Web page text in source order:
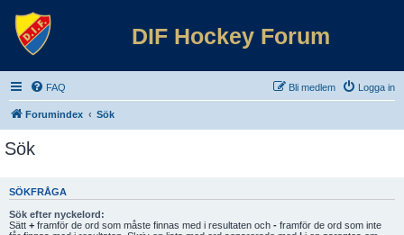
DIF Hockey Forum
FAQ Logga in
Bli medlem
Forumindex Sök
Sök
SÖKFRÅGA
Sök efter nyckelord:
Sätt + framför de ord som måste finnas med i resultaten och - framför de ord som inte